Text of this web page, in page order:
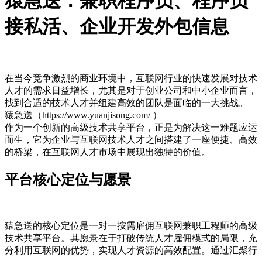
接私活、企业开发外包信息
在当今竞争激烈的商业环境中，互联网行业的快速发展对技术
人才的需求日益增长，尤其是对于创业公司和中小企业而言，
找到合适的技术人才并组建高效的团队是面临的一大挑战。
猿急送（https://www.yuanjisong.com/ ）
作为一个创新的高级技术共享平台，正是为解决这一难题应运
而生，它为企业与互联网技术人才之间搭建了一座便捷、高效
的桥梁，在互联网人才市场中展现出独特的价值。
平台核心定位与愿景
猿急送的核心定位是一对一按需雇佣互联网兼职工程师的高级
技术共享平台。其愿景在于打破传统人才雇佣模式的局限，充
分利用互联网的优势，实现人才资源的高效配置。通过汇聚行